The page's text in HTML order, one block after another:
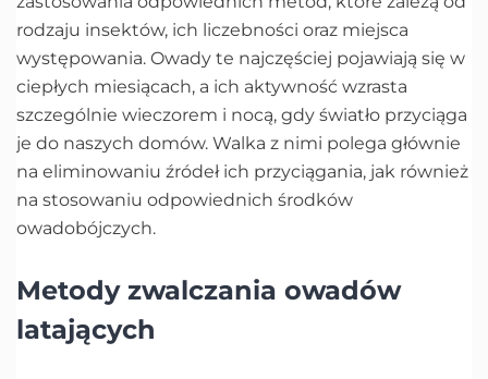
rodzaju insektów, ich liczebności oraz miejsca
występowania. Owady te najczęściej pojawiają się w
ciepłych miesiącach, a ich aktywność wzrasta
szczególnie wieczorem i nocą, gdy światło przyciąga
je do naszych domów. Walka z nimi polega głównie
na eliminowaniu źródeł ich przyciągania, jak również
na stosowaniu odpowiednich środków
owadobójczych.
Metody zwalczania owadów
latających